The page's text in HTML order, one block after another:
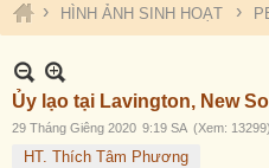
› HÌNH ẢNH SINH HOẠT ›
Ủy lạo tại Lavington, New
29 Tháng Giêng 2020 9:19 SA (Xem: 13299)
HT. Thích Tâm Phương